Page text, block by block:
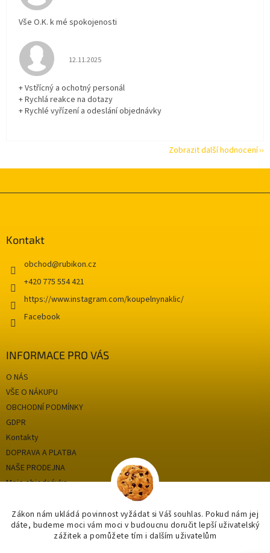
Zákon nám ukládá povinnost vyžádat si Váš souhlas. Pokud nám jej
dáte, budeme moci vám moci v budoucnu doručit lepší uživatelský
zážitek a pomůžete tím i dalším uživatelům
Vše O.K. k mé spokojenosti
Hodnocení obchodu je 5 z 5 hvězdiček.
12.11.2025
+ Vstřícný a ochotný personál
+ Rychlá reakce na dotazy
+ Rychlé vyřízení a odeslání objednávky
Zobrazit další hodnocení
Kontakt
obchod@rubikon.cz
+420 775 554 421
Facebook
https://www.instagram.com/koupelnynaklic/
INFORMACE PRO VÁS
O NÁS
VŠE O NÁKUPU
OBCHODNÍ PODMÍNKY
GDPR
Kontakty
DOPRAVA A PLATBA
NAŠE PRODEJNA
Moje objednávka
Kategorie